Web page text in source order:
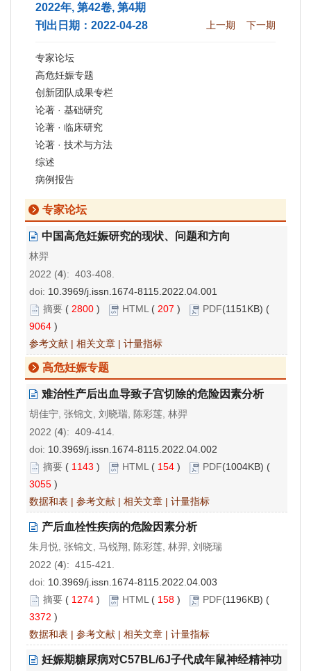
2022年, 第42卷, 第4期
刊出日期：2022-04-28
上一期 下一期
专家论坛
高危妊娠专题
创新团队成果专栏
论著 · 基础研究
论著 · 临床研究
论著 · 技术与方法
综述
病例报告
专家论坛
中国高危妊娠研究的现状、问题和方向
林羿
2022 (4): 403-408.
doi: 10.3969/j.issn.1674-8115.2022.04.001
摘要 ( 2800 ) HTML( 207 ) PDF(1151KB) (
9064 )
参考文献 | 相关文章 | 计量指标
高危妊娠专题
难治性产后出血导致子宫切除的危险因素分析
胡佳宁, 张锦文, 刘晓瑞, 陈彩莲, 林羿
2022 (4): 409-414.
doi: 10.3969/j.issn.1674-8115.2022.04.002
摘要 ( 1143 ) HTML( 154 ) PDF(1004KB) (
3055 )
数据和表 | 参考文献 | 相关文章 | 计量指标
产后血栓性疾病的危险因素分析
朱月悦, 张锦文, 马锐翔, 陈彩莲, 林羿, 刘晓瑞
2022 (4): 415-421.
doi: 10.3969/j.issn.1674-8115.2022.04.003
摘要 ( 1274 ) HTML( 158 ) PDF(1196KB) (
3372 )
数据和表 | 参考文献 | 相关文章 | 计量指标
妊娠期糖尿病对C57BL/6J子代成年鼠神经精神功